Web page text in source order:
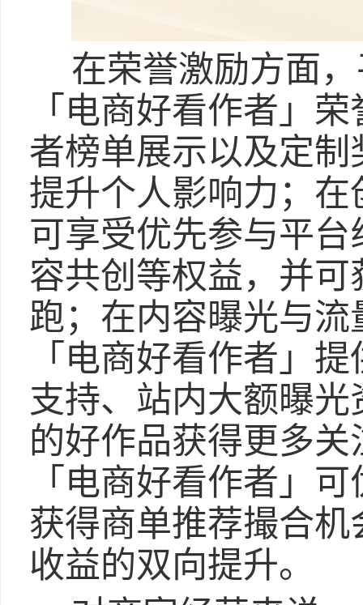
在荣誉激励方面
「电商好看作者」
者榜单展示以及定
提升个人影响力；
可享受优先参与平
容共创等权益，并
跑；在内容曝光与
「电商好看作者」
支持、站内大额曝
的好作品获得更多
「电商好看作者」
获得商单推荐撮合
收益的双向提升。